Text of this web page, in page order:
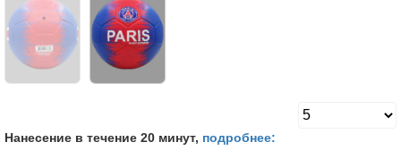
Нанесение в течение 20 минут, подробнее: